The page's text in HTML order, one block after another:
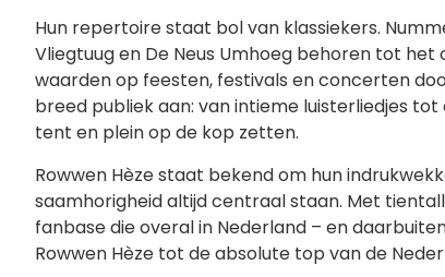
Hun repertoire staat bol van klassiekers.
Vliegtuug en De Neus Umhoeg behoren tot
waarden op feesten, festivals en concerten
breed publiek aan: van intieme luisterliedjes
tent en plein op de kop zetten.
Rowwen Hèze staat bekend om hun
saamhorigheid altijd centraal staan. Met
fanbase die overal in Nederland – en
Rowwen Hèze tot de absolute top van de